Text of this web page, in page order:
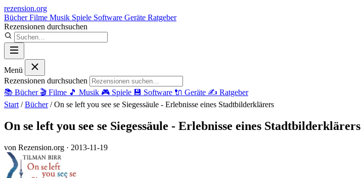
rezension.org
BücherFilme Musik Spiele Software Geräte Ratgeber
Rezensionen durchsuchen
Menü
Rezensionen durchsuchen
📚 Bücher 🎬 Filme 🎵 Musik 🎮 Spiele 💾 Software 🔌 Geräte ✍️ Ratgeber
Start / Bücher / On se left you see se Siegessäule - Erlebnisse eines Stadtbilderklärers
On se left you see se Siegessäule - Erlebnisse eines Stadtbilderklärers
von Rezension.org · 2013-11-19